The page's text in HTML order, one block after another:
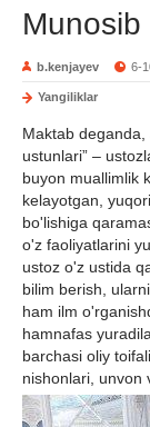
b.kenjayev 6-
Yangiliklar
Maktab
ustunlari” –
buyon muallimlik
kelayotgan,
bo'lishiga
o'z faoliyatlarini
ustoz o'z ustida
bilim berish,
ham ilm
hamnafas
barchasi oliy
nishonlari, unvon